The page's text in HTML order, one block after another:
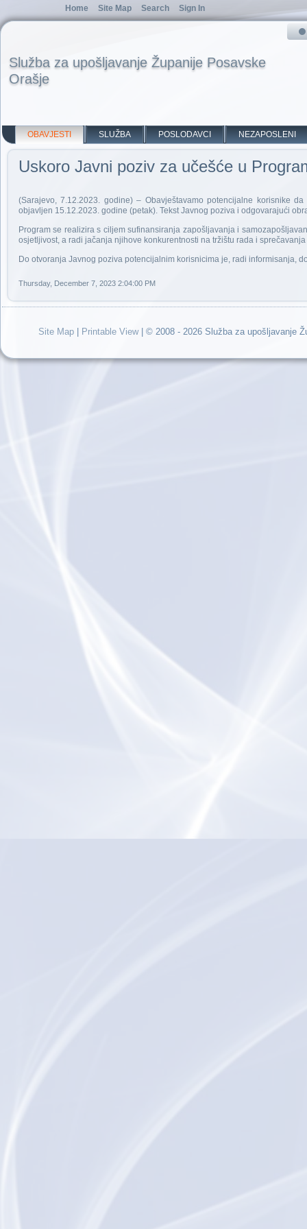
Služba za upošljavanje Županije Posavske
Orašje
OBAVJESTI SLUŽBA POSLODAVCI NEZAPOSLENI
Uskoro Javni poziv za učešće u
(Sarajevo, 7.12.2023. godine) – Obavještavamo potencijalne korisnike
objavljen 15.12.2023. godine (petak). Tekst Javnog poziva i odgovarajući
Program se realizira s ciljem sufinansiranja zapošljavanja i
osjetljivost, a radi jačanja njihove konkurentnosti na tržištu rada i
Do otvoranja Javnog poziva potencijalnim korisnicima je, radi informisanja,
Thursday, December 7, 2023 2:04:00 PM
Site Map Printable View| © 2008 - 2026 Služba za upošljavanje
Home Site Map Search Sign In